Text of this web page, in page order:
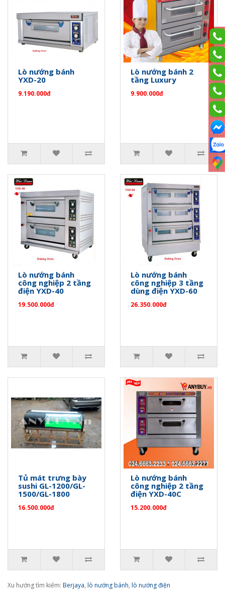
Lò nướng bánh
YXD-20
9.190.000đ
Lò nướng bánh 2
tầng Luxury
9.900.000đ
Lò nướng bánh
công nghiệp 2 tầng
điện YXD-40
19.500.000đ
Lò nướng bánh
công nghiệp 3 tầng
dùng điện YXD-60
26.350.000đ
Tủ mát trưng bày
sushi GL-1200/GL-
1500/GL-1800
16.500.000đ
Lò nướng bánh
công nghiệp 2 tầng
điện YXD-40C
15.200.000đ
Xu hướng tìm kiếm: Berjaya, lò nướng bánh, lò nướng điện